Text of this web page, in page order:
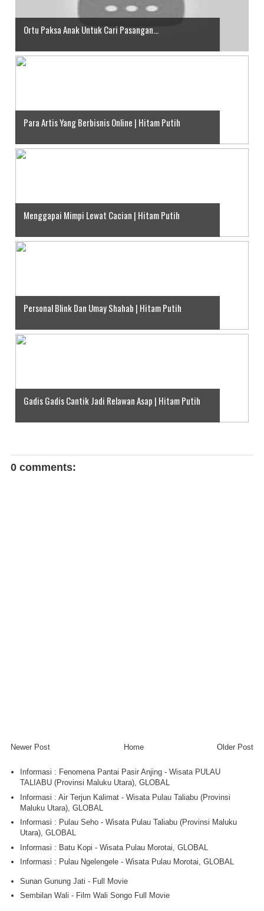
Ortu Paksa Anak Untuk Cari Pasangan...
Para Artis Yang Berbisnis Online | Hitam Putih
Menggapai Mimpi Lewat Cacian | Hitam Putih
Personal Blink Dan Umay Shahab | Hitam Putih
Gadis Gadis Cantik Jadi Relawan Asap | Hitam Putih
0 comments:
Newer Post Older Post
Home
Informasi : Fenomena Pantai Pasir Anjing - Wisata PULAU
TALIABU (Provinsi Maluku Utara), GLOBAL
Informasi : Air Terjun Kalimat - Wisata Pulau Taliabu (Provinsi
Maluku Utara), GLOBAL
Informasi : Pulau Seho - Wisata Pulau Taliabu (Provinsi Maluku
Utara), GLOBAL
Informasi : Batu Kopi - Wisata Pulau Morotai, GLOBAL
Informasi : Pulau Ngelengele - Wisata Pulau Morotai, GLOBAL
Sunan Gunung Jati - Full Movie
Sembilan Wali - Film Wali Songo Full Movie